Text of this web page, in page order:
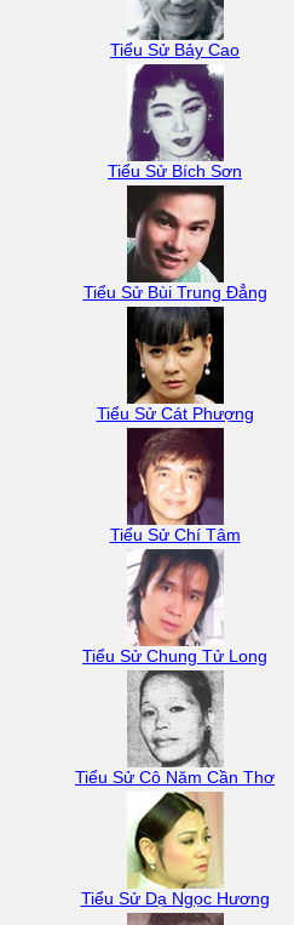
Tiểu Sử Bảy Cao
Tiểu Sử Bích Sơn
Tiểu Sử Bùi Trung Đẳng
Tiểu Sử Cát Phượng
Tiểu Sử Chí Tâm
Tiểu Sử Chung Tử Long
Tiểu Sử Cô Năm Cần Thơ
Tiểu Sử Dạ Ngọc Hương